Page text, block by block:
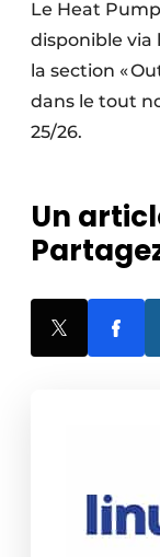
Le Heat
disponible via
la section «
dans le tout
25/26.
Un